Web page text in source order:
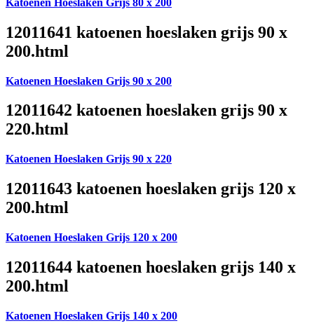
12011641 katoenen hoeslaken grijs 90 x
200.html
Katoenen Hoeslaken Grijs 90 x 200
12011642 katoenen hoeslaken grijs 90 x
220.html
Katoenen Hoeslaken Grijs 90 x 220
12011643 katoenen hoeslaken grijs 120 x
200.html
Katoenen Hoeslaken Grijs 120 x 200
12011644 katoenen hoeslaken grijs 140 x
200.html
Katoenen Hoeslaken Grijs 140 x 200